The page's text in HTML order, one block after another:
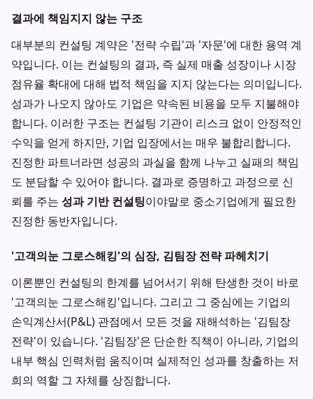
결과에 책임지지 않는 구조
대부분의 컨설팅 계약은 '전략 수립'과 '자문'에 대한 용역 계
약입니다. 이는 컨설팅의 결과, 즉 실제 매출 성장이나 시장
점유율 확대에 대해 법적 책임을 지지 않는다는 의미입니다.
성과가 나오지 않아도 기업은 약속된 비용을 모두 지불해야
합니다. 이러한 구조는 컨설팅 기관이 리스크 없이 안정적인
수익을 얻게 하지만, 기업 입장에서는 매우 불합리합니다.
진정한 파트너라면 성공의 과실을 함께 나누고 실패의 책임
도 분담할 수 있어야 합니다. 결과로 증명하고 과정으로 신
뢰를 주는 성과 기반 컨설팅이야말로 중소기업에게 필요한
진정한 동반자입니다.
'고객의눈 그로스해킹'의 심장, 김팀장 전략 파헤치기
이론뿐인 컨설팅의 한계를 넘어서기 위해 탄생한 것이 바로
'고객의눈 그로스해킹'입니다. 그리고 그 중심에는 기업의
손익계산서(P&L) 관점에서 모든 것을 재해석하는 '김팀장
전략'이 있습니다. '김팀장'은 단순한 직책이 아니라, 기업의
내부 핵심 인력처럼 움직이며 실제적인 성과를 창출하는 저
희의 역할 그 자체를 상징합니다.